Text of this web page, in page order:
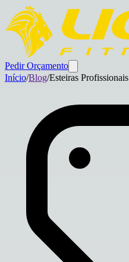
Pedir Orçamento
Início/Blog/Esteiras Profissionais